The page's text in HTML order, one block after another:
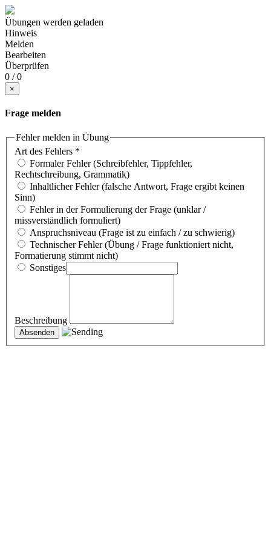
Übungen werden geladen
Hinweis
Melden
Bearbeiten
Überprüfen
0 / 0
×
Frage melden
Fehler melden in Übung
Art des Fehlers *
Formaler Fehler (Schreibfehler, Tippfehler,
Rechtschreibung, Grammatik)
Inhaltlicher Fehler (falsche Antwort, Frage ergibt keinen
Sinn)
Fehler in der Formulierung der Frage (unklar /
missverständlich formuliert)
Anspruchsniveau (Frage ist zu einfach / zu schwierig)
Technischer Fehler (Übung / Frage funktioniert nicht,
Formatierung stimmt nicht)
Sonstiges
Beschreibung